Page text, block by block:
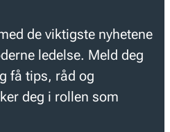
de viktigste nyhetene
ledelse. Meld deg
få tips, råd og
deg i rollen som